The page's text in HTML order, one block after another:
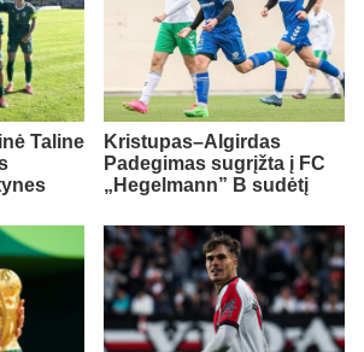
Taline
Kristupas–Algirdas
Padegimas sugrįžta į FC
„Hegelmann” B sudėtį